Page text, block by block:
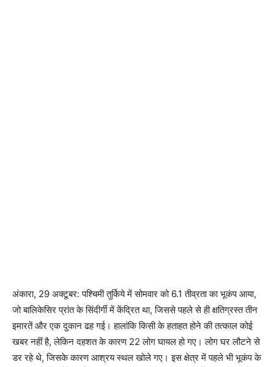
अंकारा, 29 अक्टूबर: पश्चिमी तुर्किये में सोमवार को 6.1 तीव्रता का भूकंप आया,
जो बालिकेसिर प्रांत के सिंदीर्गी में केंद्रित था, जिससे पहले से ही क्षतिग्रस्त तीन
इमारतें और एक दुकान ढह गई। हालांकि किसी के हताहत होने की तत्काल कोई
खबर नहीं है, लेकिन दहशत के कारण 22 लोग घायल हो गए। लोग घर लौटने से
डर रहे थे, जिसके कारण आश्रय स्थल खोले गए। इस क्षेत्र में पहले भी भूकंप के